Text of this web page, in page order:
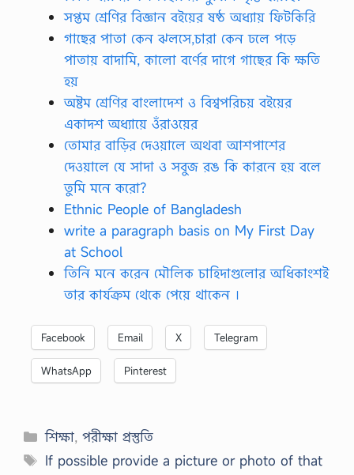
সপ্তম শ্রেণির বিজ্ঞান বইয়ের ষষ্ঠ অধ্যায় ফিটকিরি
গাছের পাতা কেন ঝলসে,চারা কেন ঢলে পড়ে
পাতায় বাদামি, কালো বর্ণের দাগে গাছের কি ক্ষতি
হয়
অষ্টম শ্রেণির বাংলাদেশ ও বিশ্বপরিচয় বইয়ের
একাদশ অধ্যায়ে ওঁরাওয়ের
তোমার বাড়ির দেওয়ালে অথবা আশপাশের
দেওয়ালে যে সাদা ও সবুজ রঙ কি কারনে হয় বলে
তুমি মনে করো?
Ethnic People of Bangladesh
write a paragraph basis on My First Day
at School
তিনি মনে করেন মৌলিক চাহিদাগুলোর অধিকাংশই
তার কার্যক্রম থেকে পেয়ে থাকেন ।
Facebook Email X Telegram
WhatsApp Pinterest
Categories
শিক্ষা,পরীক্ষা প্রস্তুতি
Tags
If possible provide a picture or photo of that